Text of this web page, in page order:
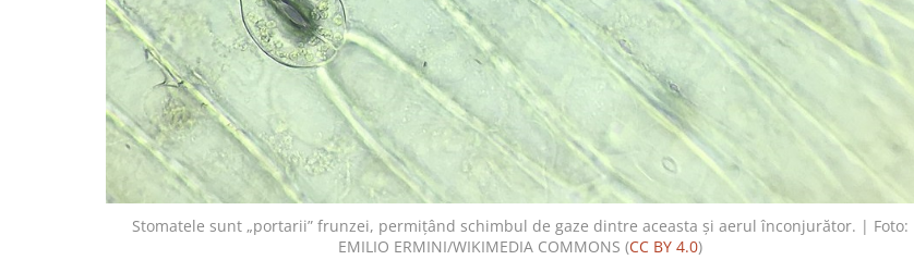
Stomatele sunt „portarii” frunzei, permițând schimbul de gaze dintre aceasta și aerul înconjurător. | Foto:
EMILIO ERMINI/WIKIMEDIA COMMONS (CC BY 4.0)